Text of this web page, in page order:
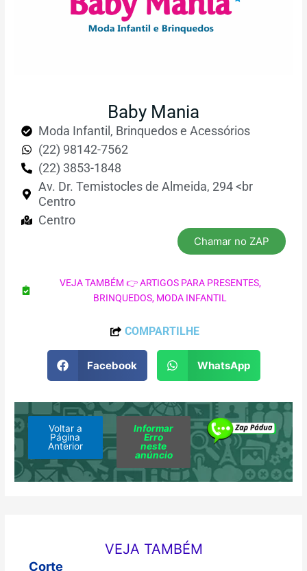
Baby Mania
Moda Infantil, Brinquedos e Acessórios
(22) 98142-7562
(22) 3853-1848
Av. Dr. Temistocles de Almeida, 294 <br
Centro
Centro
Chamar no ZAP
VEJA TAMBÉM 👉ARTIGOS PARA PRESENTES,
BRINQUEDOS, MODA INFANTIL
COMPARTILHE
Facebook WhatsApp
Voltar a
Página
Anterior
Informar
Erro
neste
anúncio
VEJA TAMBÉM
Corte